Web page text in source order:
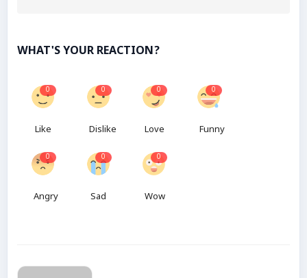
WHAT'S YOUR REACTION?
0
Like
0
Dislike
0
Love
0
Funny
0
Angry
0
Sad
0
Wow